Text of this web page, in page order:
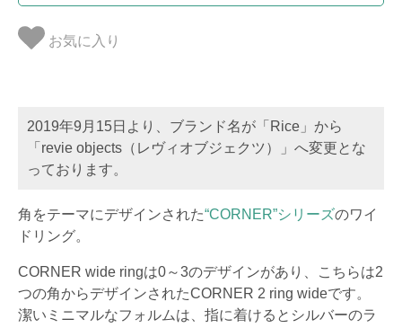
お気に入り
2019年9月15日より、ブランド名が「Rice」から
「revie objects（レヴィオブジェクツ）」へ変更とな
っております。
角をテーマにデザインされた“CORNER”シリーズのワイ
ドリング。
CORNER wide ringは0～3のデザインがあり、こちらは2
つの角からデザインされたCORNER 2 ring wideです。
潔いミニマルなフォルムは、指に着けるとシルバーのラ